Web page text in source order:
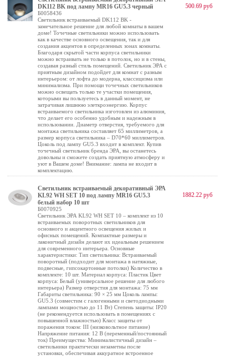
DK112 BK под лампу MR16 GU5.3 черный
Б0058436
Светильник встраиваемый DK112 BK -
замечательное решение для любой комнаты в вашем
доме! Точечные светильники можно использовать
как в качестве основного освещения, так и для
создания акцентов в определенных зонах комнаты.
Благодаря скрытой части корпуса светильники
можно встраивать не только в потолок, но и в стены,
создавая разный стиль помещений. Светильник ЭРА с
приятным дизайном подойдет для комнат с разным
интерьером: от лофта до модерна, классицизма или
минимализма. При помощи точечных светильников
можно освещать только те участки помещения,
которыми вы пользуетесь в данный момент, не
затрачивая лишнюю элеткроэнергию. Корпус
встраиваемого светильника изготовлен из алюминия,
что делает его особенно удобным и надежным в
использовании. Диаметр отверстия, требуемого для
монтажа светильника составляет 65 миллиметров, а
размер корпуса светильника – D70*60 миллиметров.
Цоколь под лампу GU5.3 входит в комплект. Купив
точечный светильник бренда ЭРА, вы останетесь
довольны и сможете создать приятную атмосферу и
уют в Вашем доме! Внимание: лампа не входит в
комплектацию.
500.69 руб
Светильник встраиваемый декоративный ЭРА
KL92 WH SET 10 под лампу MR16 GU5.3
белый набор 10 шт
Б0070925
Светильник ЭРА KL92 WH SET 10 – комплект из 10
встраиваемых поворотных светильников для
основного и акцентного освещения жилых и
офисных помещений. Компактные размеры и
лаконичный дизайн делают их идеальным решением
для современного интерьера. Основные
характеристики: Тип светильника: Встраиваемый
поворотный (подходит для монтажа в натяжные,
подвесные, гипсокартонные потолки) Количество в
комплекте: 10 шт. Материал корпуса: Пластик Цвет
корпуса: Белый (универсальное решение для любого
интерьера) Размер отверстия для монтажа: 75 мм
Габариты светильника: 90 × 25 мм Цоколь лампы:
GU5.3 (совместим с галогенными и светодиодными
лампами мощностью до 11 Вт) Степень защиты: IP20
(не рекомендуется использовать в помещениях с
повышенной влажностью) Класс защиты от
поражения током: III (низковольтное питание)
Напряжение питания: 12 В (переменный/постоянный
ток) Преимущества: Минималистичный дизайн –
светильники практически незаметны после
установки, обеспечивая аккуратное встроенное
1882.22 руб